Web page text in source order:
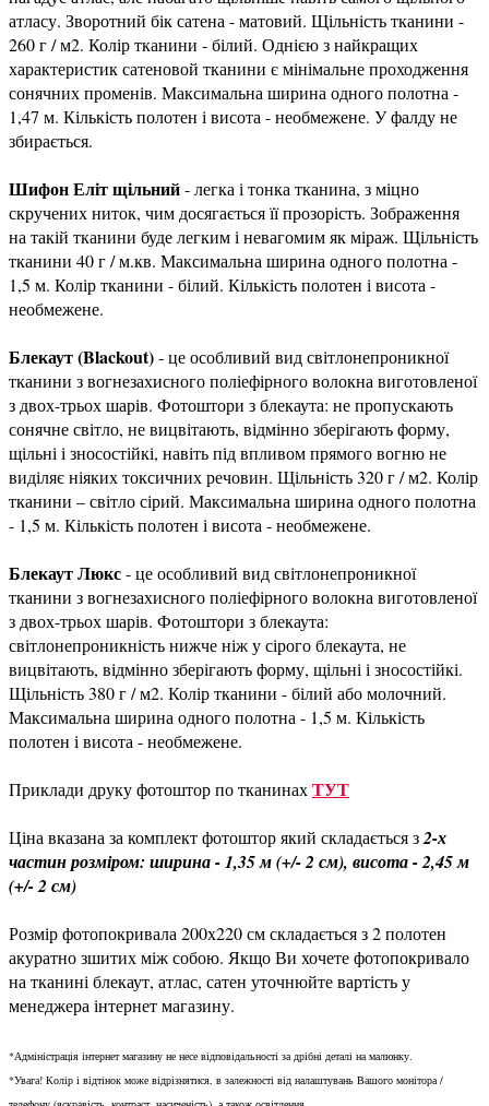
атласу. Зворотний бік сатена - матовий. Щільність тканини -
260 г / м2. Колір тканини - білий. Однією з найкращих
характеристик сатеновой тканини є мінімальне проходження
сонячних променів. Максимальна ширина одного полотна -
1,47 м. Кількість полотен і висота - необмежене. У фалду не
збирається.
Шифон Еліт щільний- легка і тонка тканина, з міцно
скручених ниток, чим досягається її прозорість. Зображення
на такій тканини буде легким і невагомим як міраж. Щільність
тканини 40 г / м.кв. Максимальна ширина одного полотна -
1,5 м. Колір тканини - білий. Кількість полотен і висота -
необмежене.
Блекаут (Blackout)- це особливий вид світлонепроникної
тканини з вогнезахисного поліефірного волокна виготовленої
з двох-трьох шарів. Фотоштори з блекаута: не пропускають
сонячне світло, не вицвітають, відмінно зберігають форму,
щільні і зносостійкі, навіть під впливом прямого вогню не
виділяє ніяких токсичних речовин. Щільність 320 г / м2. Колір
тканини – світло сірий. Максимальна ширина одного полотна
- 1,5 м. Кількість полотен і висота - необмежене.
Блекаут Люкс- це особливий вид світлонепроникної
тканини з вогнезахисного поліефірного волокна виготовленої
з двох-трьох шарів. Фотоштори з блекаута:
світлонепроникність нижче ніж у сірого блекаута, не
вицвітають, відмінно зберігають форму, щільні і зносостійкі.
Щільність 380 г / м2. Колір тканини - білий або молочний.
Максимальна ширина одного полотна - 1,5 м. Кількість
полотен і висота - необмежене.
Приклади друку фотоштор по тканинахТУТ
Ціна вказана за комплект фотоштор який складається з2-х
частин розміром: ширина - 1,35 м (+/- 2 см), висота - 2,45 м
(+/- 2 см)
Розмір фотопокривала 200х220 см складається з 2 полотен
акуратно зшитих між собою. Якщо Ви хочете фотопокривало
на тканині блекаут, атлас, сатен уточнюйте вартість у
менеджера інтернет магазину.
*Адміністрація інтернет магазину не несе відповідальності за дрібні деталі на малюнку.
*Увага! Колір і відтінок може відрізнятися, в залежності від налаштувань Вашого монітора /